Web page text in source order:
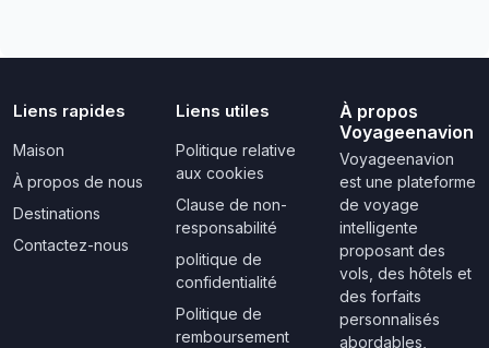
Liens rapides
Maison
À propos de nous
Destinations
Contactez-nous
Liens utiles
Politique relative
aux cookies
Clause de non-
responsabilité
politique de
confidentialité
Politique de
remboursement
À propos
Voyageenavion
Voyageenavion
est une plateforme
de voyage
intelligente
proposant des
vols, des hôtels et
des forfaits
personnalisés
abordables,